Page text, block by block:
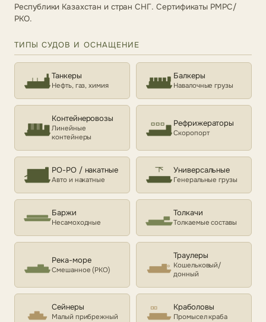
Республики Казахстан и стран СНГ. Сертификаты РМРС/
РКО.
ТИПЫ СУДОВ И ОСНАЩЕНИЕ
Танкеры
Нефть, газ, химия
Балкеры
Навалочные грузы
Контейнеровозы
Линейные
контейнеры
Рефрижераторы
Скоропорт
РО-РО / накатные
Авто и накатные
Универсальные
Генеральные грузы
Баржи
Несамоходные
Толкачи
Толкаемые составы
Река-море
Смешанное (РКО)
Траулеры
Кошельковый/
донный
Сейнеры
Малый прибрежный
Краболовы
Промысел краба